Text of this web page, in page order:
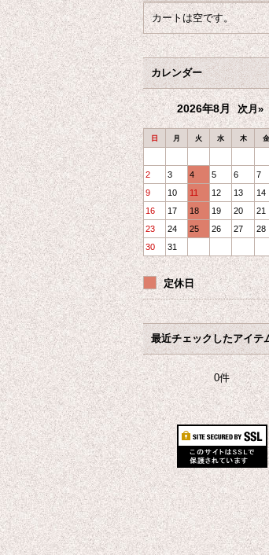
カートは空です。
カレンダー
2026年8月 次月»
日 月 火 水 木 金
2
3 4 5 6 7
9
10 11 12 13 14
16
17 18 19 20 21
23
24 25 26 27 28
30
31
定休日
最近チェックしたアイテ
0件